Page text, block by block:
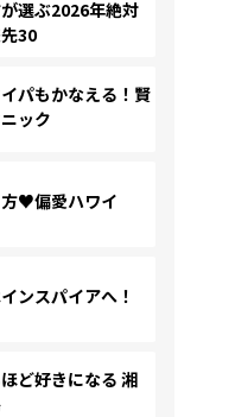
選ぶ2026年絶対
30
パもかなえる！賢
ック
♥偏愛ハワイ
ンスパイアへ！
ど好きになる 湘